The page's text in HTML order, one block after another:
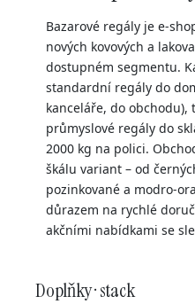
Bazarové regály je e-
nových kovových a
dostupném segmentu.
standardní regály do
kanceláře, do
průmyslové regály do
2000 kg na polici.
škálu variant – od
pozinkované a modro-
důrazem na rychlé
akčními nabídkami se
Doplňky · stack